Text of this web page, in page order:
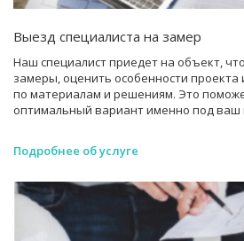
Выезд специалиста на замер
Наш специалист приедет на объект,
замеры, оценить особенности проекта
по материалам и решениям. Это
оптимальный вариант именно под ваш
Подробнее об услуге